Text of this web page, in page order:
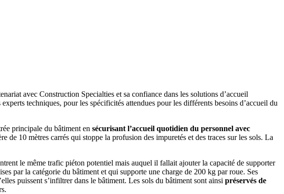
avec Construction Specialties et sa confiance dans les solutions d’accueil
techniques, pour les spécificités attendues pour les différents besoins d’accueil du
principale du bâtiment en sécurisant l’accueil quotidien du personnel avec
de 10 mètres carrés qui stoppe la profusion des impuretés et des traces sur les sols. La
le même trafic piéton potentiel mais auquel il fallait ajouter la capacité de supporter
par la catégorie du bâtiment et qui supporte une charge de 200 kg par roue. Ses
puissent s’infiltrer dans le bâtiment. Les sols du bâtiment sont ainsi préservés de